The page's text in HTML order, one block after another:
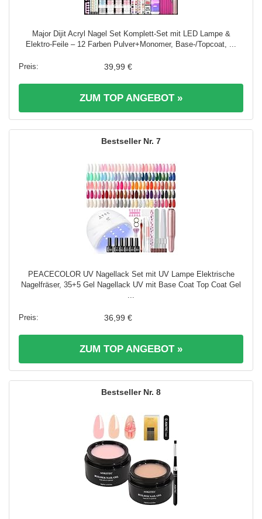
Major Dijit Acryl Nagel Set Komplett-Set mit LED Lampe &
Elektro-Feile – 12 Farben Pulver+Monomer, Base-/Topcoat, ...
39,99 €
ZUM TOP ANGEBOT »
7
PEACECOLOR UV Nagellack Set mit UV Lampe Elektrische
Nagelfräser, 35+5 Gel Nagellack UV mit Base Coat Top Coat Gel
...
36,99 €
ZUM TOP ANGEBOT »
8